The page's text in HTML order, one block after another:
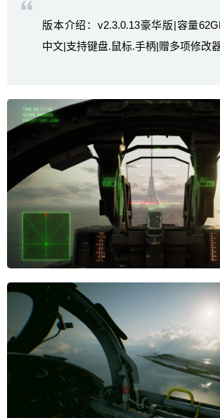
版本介绍：v2.3.0.13豪华版|容量
中文|支持键盘.鼠标.手柄|赠多项修改